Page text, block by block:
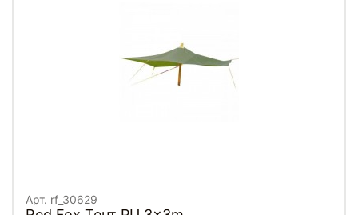
Арт. rf_30629